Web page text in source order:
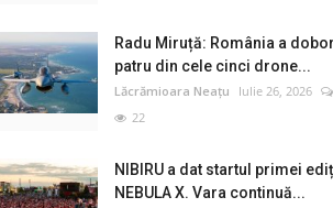
Radu Miruță: România a
patru din cele cinci drone...
Lăcrămioara Neațu Iulie 26, 2026
22
NIBIRU a dat startul primei
NEBULA X. Vara continuă...